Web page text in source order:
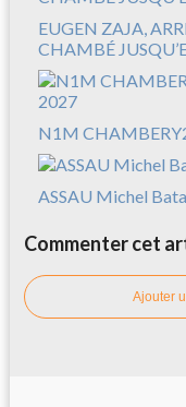
EUGEN ZAJA,
CHAMBÉ
N1M
ASSAU Michel
Commenter cet
Ajouter